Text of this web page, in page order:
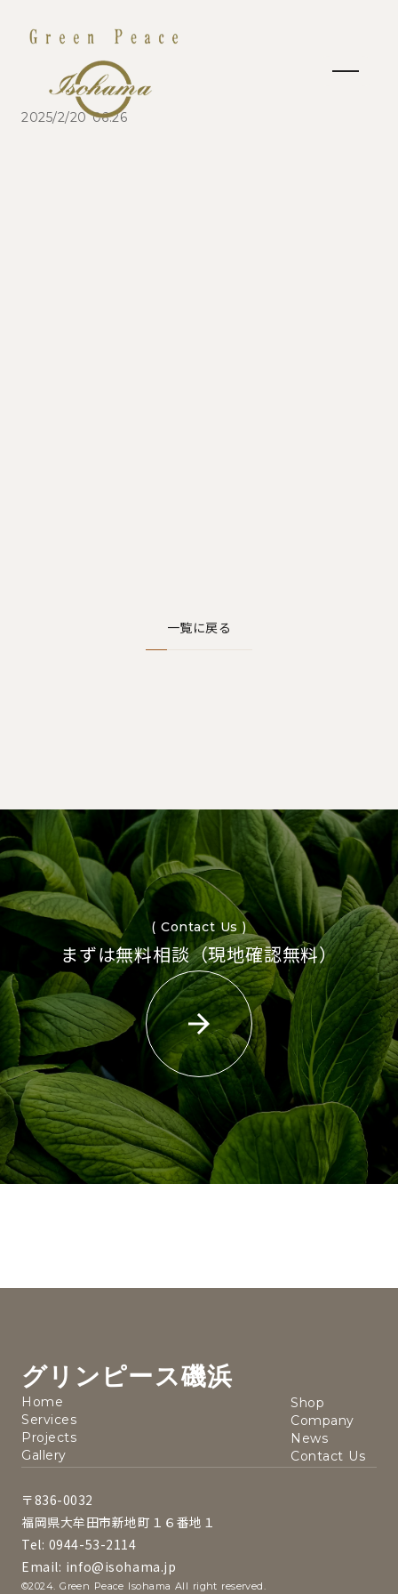
2025/2/20 06:26
一覧に戻る
( Contact Us )
まずは無料相談（現地確認無料）
arrow_forward
グリンピース磯浜
Home
Services
Projects
Gallery
Shop
Company
News
Contact Us
〒836-0032
福岡県大牟田市新地町１６番地１
Tel: 0944-53-2114
Email: info@isohama.jp
©2024. Green Peace Isohama All right reserved.